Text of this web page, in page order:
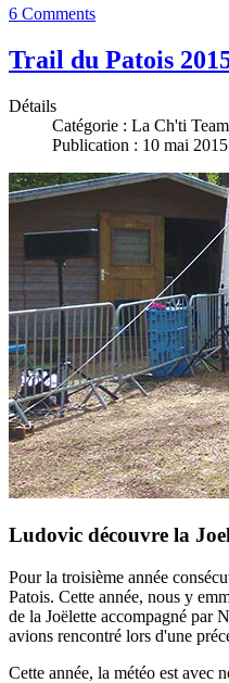
6 Comments
Trail du Patois
Détails
Catégorie : La Ch'ti Team
Publication : 10 mai 2015
Ludovic découvre la
Pour la troisième année
Patois. Cette année, nous y
de la Joëlette accompagné par
avions rencontré lors d'une
Cette année, la météo est avec